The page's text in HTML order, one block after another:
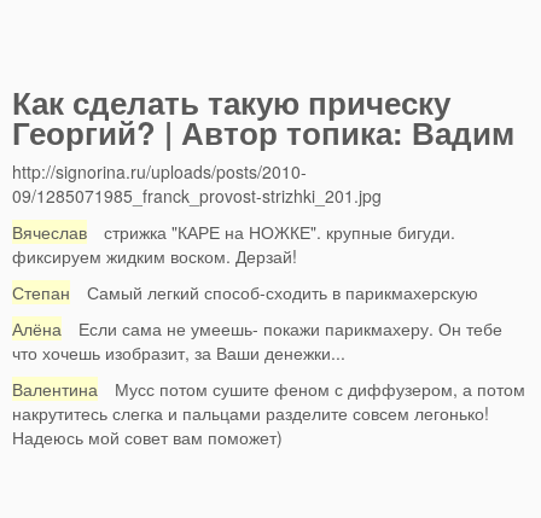
Как сделать такую прическу
Георгий? | Автор топика: Вадим
http://signorina.ru/uploads/posts/2010-
09/1285071985_franck_provost-strizhki_201.jpg
Вячеслав стрижка "КАРЕ на НОЖКЕ". крупные бигуди.
фиксируем жидким воском. Дерзай!
Степан Самый легкий способ-сходить в парикмахерскую
Алёна Если сама не умеешь- покажи парикмахеру. Он тебе
что хочешь изобразит, за Ваши денежки...
Валентина Мусс потом сушите феном с диффузером, а потом
накрутитесь слегка и пальцами разделите совсем легонько!
Надеюсь мой совет вам поможет)